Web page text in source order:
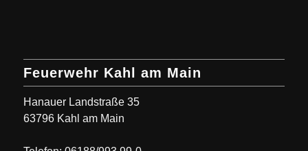
Feuerwehr Kahl am Main
Hanauer Landstraße 35
63796 Kahl am Main